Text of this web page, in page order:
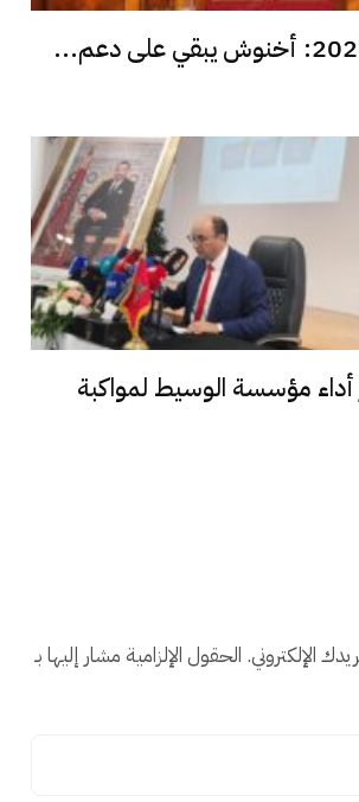
أداء مؤسسة الوسيط لمواكبة
الإلكتروني. الحقول الإلزامية مشار إليها بـ